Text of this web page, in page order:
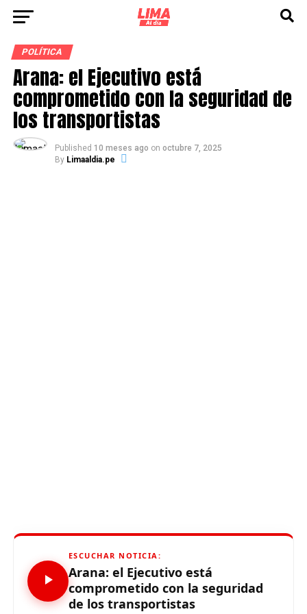
POLÍTICA
Arana: el Ejecutivo está
comprometido con la seguridad de
los transportistas
Published 10 meses ago on octubre 7, 2025
By Limaaldia.pe
ESCUCHAR NOTICIA:
Arana: el Ejecutivo está
comprometido con la seguridad
de los transportistas